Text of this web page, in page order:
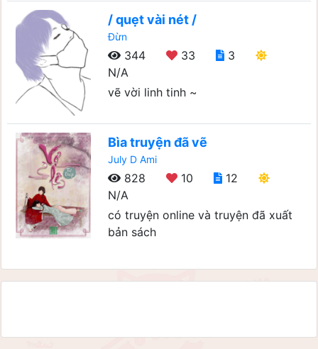
/ quẹt vài nét /
Đừn
344 33
3
N/A
vẽ vời linh tinh ~
Bìa truyện đã vẽ
July D Ami
828 10
12
N/A
có truyện online và truyện đã xuất
bản sách